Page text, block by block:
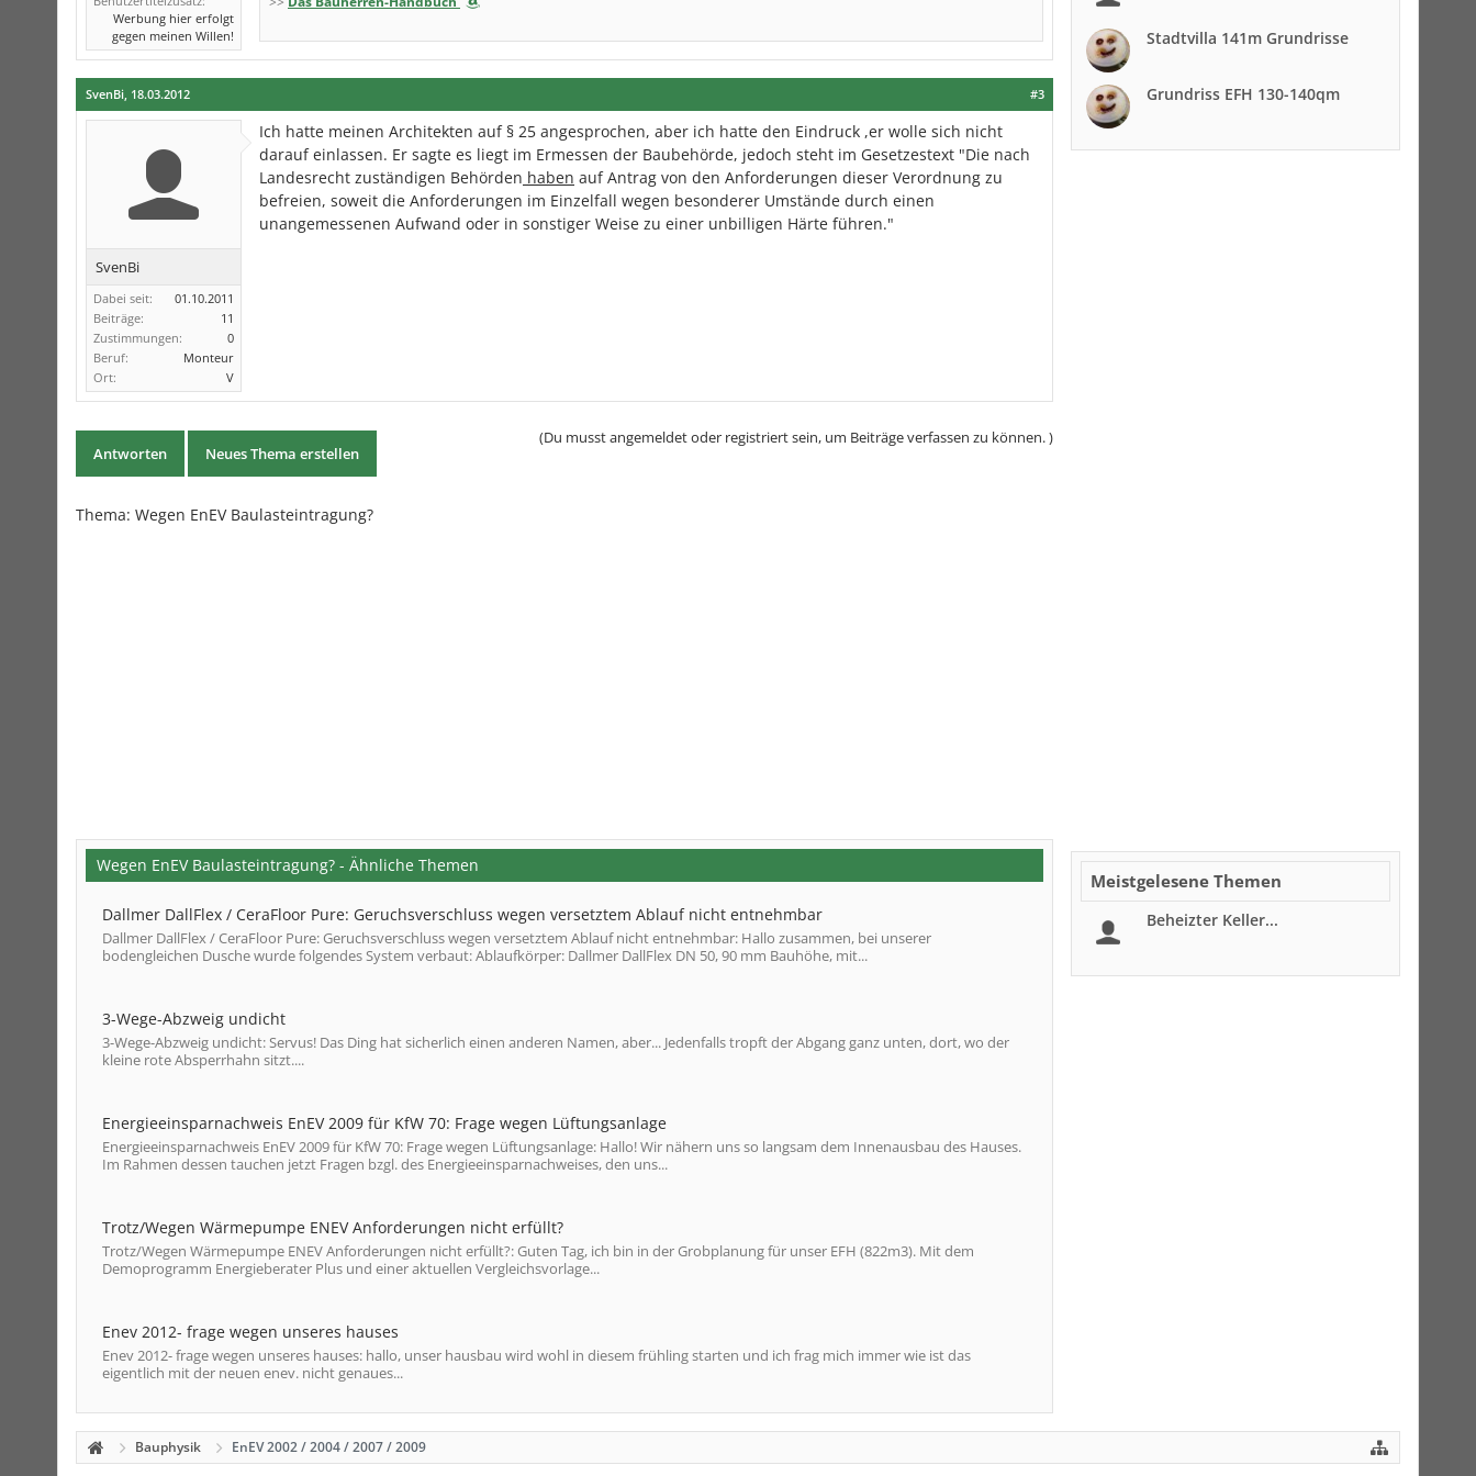
Werbung hier erfolgt
gegen meinen Willen!
#3
SvenBi, 18.03.2012
SvenBi
Dabei seit:
01.10.2011
Beiträge:
11
Zustimmungen:
0
Beruf:
Monteur
Ort:
V
Ich hatte meinen Architekten auf § 25 angesprochen, aber ich hatte den Eindruck ,er wolle sich nicht
darauf einlassen. Er sagte es liegt im Ermessen der Baubehörde, jedoch steht im Gesetzestext "Die nach
Landesrecht zuständigen Behörden haben auf Antrag von den Anforderungen dieser Verordnung zu
befreien, soweit die Anforderungen im Einzelfall wegen besonderer Umstände durch einen
unangemessenen Aufwand oder in sonstiger Weise zu einer unbilligen Härte führen."
Antworten Neues Thema erstellen
(Du musst angemeldet oder registriert sein, um Beiträge verfassen zu können. )
Thema: Wegen EnEV Baulasteintragung?
Wegen EnEV Baulasteintragung? - Ähnliche Themen
Dallmer DallFlex / CeraFloor Pure: Geruchsverschluss wegen versetztem Ablauf nicht entnehmbar
Dallmer DallFlex / CeraFloor Pure: Geruchsverschluss wegen versetztem Ablauf nicht entnehmbar: Hallo zusammen, bei unserer
bodengleichen Dusche wurde folgendes System verbaut: Ablaufkörper: Dallmer DallFlex DN 50, 90 mm Bauhöhe, mit...
3-Wege-Abzweig undicht
3-Wege-Abzweig undicht: Servus! Das Ding hat sicherlich einen anderen Namen, aber... Jedenfalls tropft der Abgang ganz unten, dort, wo der
kleine rote Absperrhahn sitzt....
Energieeinsparnachweis EnEV 2009 für KfW 70: Frage wegen Lüftungsanlage
Energieeinsparnachweis EnEV 2009 für KfW 70: Frage wegen Lüftungsanlage: Hallo! Wir nähern uns so langsam dem Innenausbau des Hauses.
Im Rahmen dessen tauchen jetzt Fragen bzgl. des Energieeinsparnachweises, den uns...
Trotz/Wegen Wärmepumpe ENEV Anforderungen nicht erfüllt?
Trotz/Wegen Wärmepumpe ENEV Anforderungen nicht erfüllt?: Guten Tag, ich bin in der Grobplanung für unser EFH (822m3). Mit dem
Demoprogramm Energieberater Plus und einer aktuellen Vergleichsvorlage...
Enev 2012- frage wegen unseres hauses
Enev 2012- frage wegen unseres hauses: hallo, unser hausbau wird wohl in diesem frühling starten und ich frag mich immer wie ist das
eigentlich mit der neuen enev. nicht genaues...
Stadtvilla 141m Grundrisse
Grundriss EFH 130-140qm
Meistgelesene Themen
Beheizter Keller...
Bauphysik EnEV 2002 / 2004 / 2007 / 2009